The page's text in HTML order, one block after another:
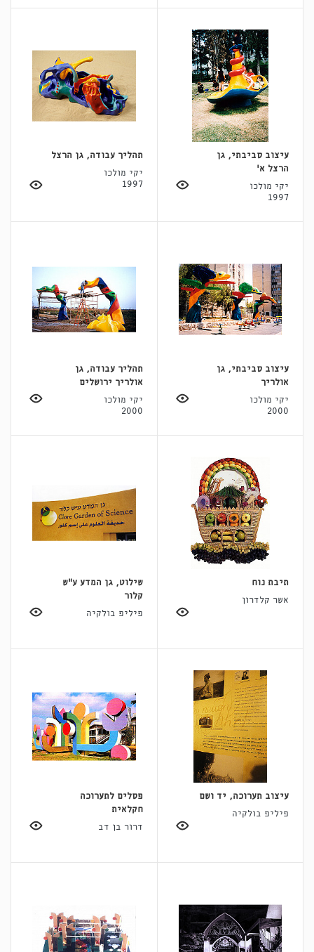
עיצוב סביבתי, גן
הרצל א'
יקי מולכו
1997
תהליך עבודה, גן הרצל
יקי מולכו
1997
עיצוב סביבתי, גן
אולריך
יקי מולכו
2000
תהליך עבודה, גן
אולריך ירושלים
יקי מולכו
2000
תיבת נוח
אשר קלדרון
שילוט, גן המדע ע"ש
קלור
פיליפ בולקיה
עיצוב תערוכה, יד ושם
פיליפ בולקיה
פסלים לתערוכה
חקלאית
דרור בן דב